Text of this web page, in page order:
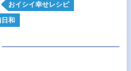
おイシイ幸せレシピ
日和